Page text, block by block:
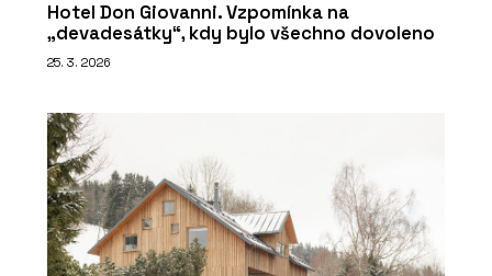
Hotel Don Giovanni. Vzpomínka na
„devadesátky“, kdy bylo všechno dovoleno
25. 3. 2026